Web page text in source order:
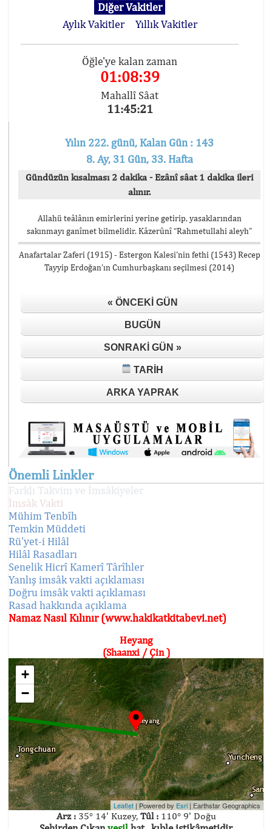
Diğer Vakitler
Aylık Vakitler
Yıllık Vakitler
Öğle'ye kalan zaman
01:08:39
Mahallî Sâat
11:45:21
Yılın 222. günü, Kalan Gün : 143
8. Ay, 31 Gün, 33. Hafta
Gündüzün kısalması 2 dakika - Ezânî sâat 1 dakika ileri
alınır.
Allahü teâlânın emirlerini yerine getirip, yasaklarından
sakınmayı ganîmet bilmelidir. Kâzerûnî “Rahmetullahi aleyh”
Anafartalar Zaferi (1915) - Estergon Kalesi’nin fethi (1543) Recep
Tayyip Erdoğan’ın Cumhurbaşkanı seçilmesi (2014)
« ÖNCEKI GÜN
BUGÜN
SONRAKI GÜN »
TARIH
ARKA YAPRAK
Önemli Linkler
Farklı Takvim ve İmsâkiyeler
İmsâk Vakti
Mühim Tenbîh
Temkin Müddeti
Rü'yet-i Hilâl
Hilâl Rasadları
Senelik Hicrî Kamerî Târîhler
Yanlış imsâk vakti açıklaması
Doğru imsâk vakti açıklaması
Rasad hakkında açıklama
Namaz Nasıl Kılınır (www.hakikatkitabevi.net)
Heyang
(Shaanxi / Çin )
+
−
Leaflet | Powered by Esri | Earthstar Geographics
Arz :35° 14' Kuzey, Tûl :110° 9' Doğu